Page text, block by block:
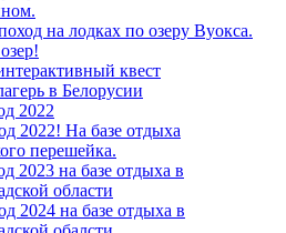
на лодках по озеру Вуокса.
квест
в Белорусии
2022
2022! На базе отдыха
перешейка.
2023 на базе отдыха в
области
2024 на базе отдыха в